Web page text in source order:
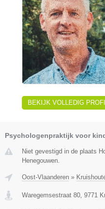
BEKIJK VOLLEDIG
Psychologenpraktijk voor
Niet gevestigd in de plaats
Henegouwen.
Oost-Vlaanderen »
Waregemsestraat 80, 9771